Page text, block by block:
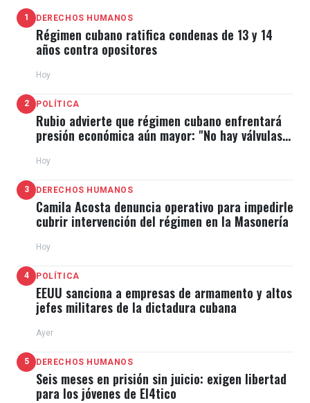
1 DERECHOS HUMANOS
Régimen cubano ratifica condenas de 13 y 14
años contra opositores
Hoy
2 POLÍTICA
Rubio advierte que régimen cubano enfrentará
presión económica aún mayor: "No hay válvulas
Hoy
3 DERECHOS HUMANOS
Camila Acosta denuncia operativo para impedirle
cubrir intervención del régimen en la Masonería
Hoy
4 POLÍTICA
EEUU sanciona a empresas de armamento y altos
jefes militares de la dictadura cubana
Ayer
5 DERECHOS HUMANOS
Seis meses en prisión sin juicio: exigen libertad
para los jóvenes de El4tico